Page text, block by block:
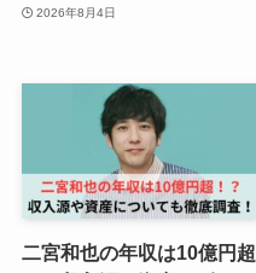
2026年8月4日
二宮和也の年収は10億円超